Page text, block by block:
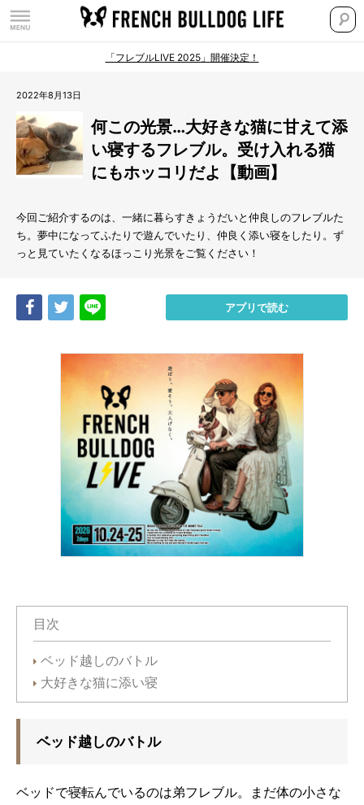
「フレブルLIVE 2025」開催決定！
2022年8月13日
何この光景…大好きな猫に甘えて添
い寝するフレブル。受け入れる猫
にもホッコリだよ【動画】
今回ご紹介するのは、一緒に暮らすきょうだいと仲良しのフレブルた
ち。夢中になってふたりで遊んでいたり、仲良く添い寝をしたり。ず
っと見ていたくなるほっこり光景をご覧ください！
Share Tweet アプリで読む
目次
ベッド越しのバトル
大好きな猫に添い寝
ベッド越しのバトル
ベッドで寝転んでいるのは弟フレブル。まだ体の小さな